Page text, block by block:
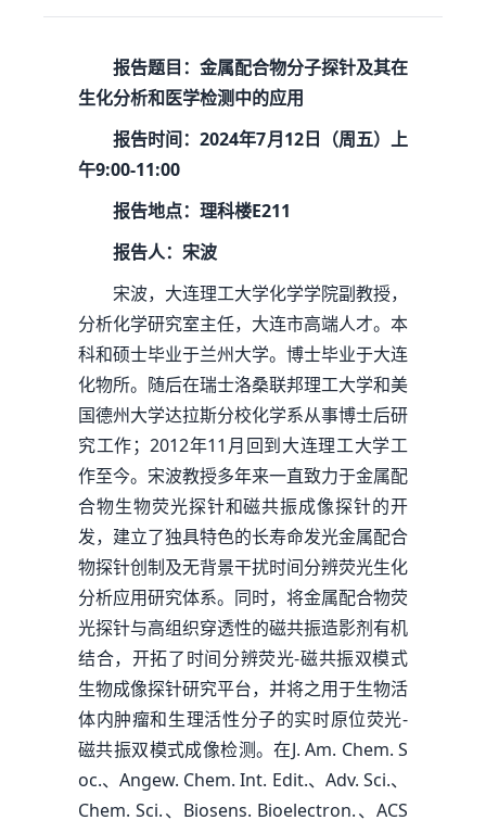
报告题目：金属配合物分子探针及其在
生化分析和医学检测中的应用
报告时间：2024年7月12日（周五）上
午9:00-11:00
报告地点：理科楼E211
报告人：宋波
宋波，大连理工大学化学学院副教授，
分析化学研究室主任，大连市高端人才。本
科和硕士毕业于兰州大学。博士毕业于大连
化物所。随后在瑞士洛桑联邦理工大学和美
国德州大学达拉斯分校化学系从事博士后研
究工作；2012年11月回到大连理工大学工
作至今。宋波教授多年来一直致力于金属配
合物生物荧光探针和磁共振成像探针的开
发，建立了独具特色的长寿命发光金属配合
物探针创制及无背景干扰时间分辨荧光生化
分析应用研究体系。同时，将金属配合物荧
光探针与高组织穿透性的磁共振造影剂有机
结合，开拓了时间分辨荧光-磁共振双模式
生物成像探针研究平台，并将之用于生物活
体内肿瘤和生理活性分子的实时原位荧光-
磁共振双模式成像检测。在J. Am. Chem. S
oc.、Angew. Chem. Int. Edit.、Adv. Sci.、
Chem. Sci.、Biosens. Bioelectron.、ACS